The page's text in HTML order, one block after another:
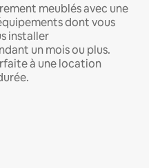
meublés avec une
dont vous
installer
un mois ou plus.
à une location